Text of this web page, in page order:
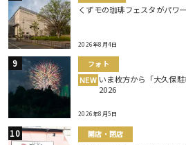
くずモの珈琲フェスタがパワ
2026年8月4日
フォト
NEW いま枚方から「大久保
2026
2026年8月5日
開店・閉店